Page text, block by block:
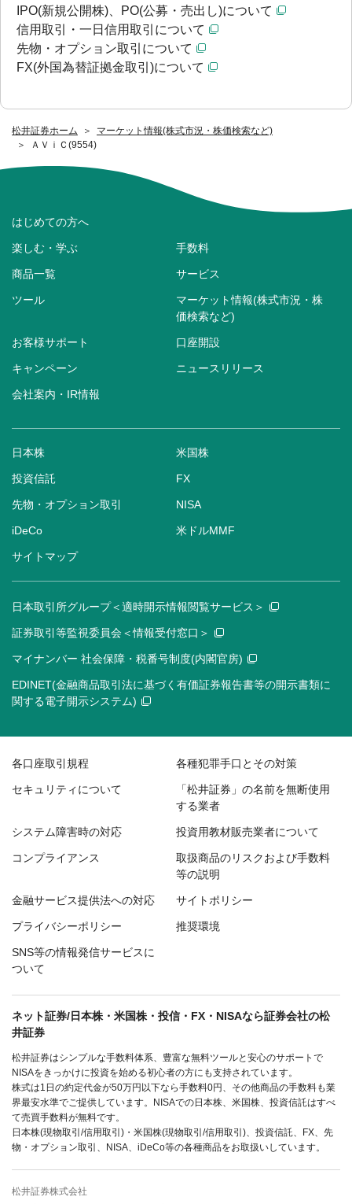
松井証券ホーム
マーケット情報(株式市況・株価検索など)
ＡＶｉＣ(9554)
IPO(新規公開株)、PO(公募・売出し)について
信用取引・一日信用取引について
先物・オプション取引について
FX(外国為替証拠金取引)について
はじめての方へ
楽しむ・学ぶ 手数料
商品一覧 サービス
ツール
マーケット情報(株式市況・株
価検索など)
お客様サポート 口座開設
キャンペーン ニュースリリース
会社案内・IR情報
日本株 米国株
投資信託 FX
先物・オプション取引 NISA
iDeCo 米ドルMMF
サイトマップ
日本取引所グループ＜適時開示情報閲覧サービス＞
証券取引等監視委員会＜情報受付窓口＞
マイナンバー 社会保障・税番号制度(内閣官房)
EDINET(金融商品取引法に基づく有価証券報告書等の開示書類に
関する電子開示システム)
各口座取引規程 各種犯罪手口とその対策
セキュリティについて
「松井証券」の名前を無断使用
する業者
システム障害時の対応 投資用教材販売業者について
コンプライアンス
取扱商品のリスクおよび手数料
等の説明
金融サービス提供法への対応 サイトポリシー
プライバシーポリシー 推奨環境
SNS等の情報発信サービスに
ついて
ネット証券/日本株・米国株・投信・FX・NISAなら証券会社の松
井証券
松井証券はシンプルな手数料体系、豊富な無料ツールと安心のサポートで
NISAをきっかけに投資を始める初心者の方にも支持されています。
株式は1日の約定代金が50万円以下なら手数料0円、その他商品の手数料も業
界最安水準でご提供しています。NISAでの日本株、米国株、投資信託はすべ
て売買手数料が無料です。
日本株(現物取引/信用取引)・米国株(現物取引/信用取引)、投資信託、FX、先
物・オプション取引、NISA、iDeCo等の各種商品をお取扱いしています。
松井証券株式会社